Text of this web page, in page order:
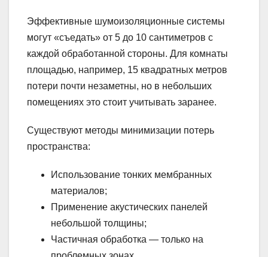
Эффективные шумоизоляционные системы
могут «съедать» от 5 до 10 сантиметров с
каждой обработанной стороны. Для комнаты
площадью, например, 15 квадратных метров
потери почти незаметны, но в небольших
помещениях это стоит учитывать заранее.
Существуют методы минимизации потерь
пространства:
Использование тонких мембранных
материалов;
Применение акустических панелей
небольшой толщины;
Частичная обработка — только на